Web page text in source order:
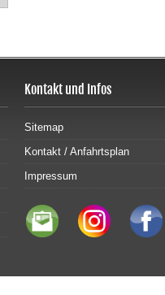
Kontakt und Infos
Sitemap
Kontakt / Anfahrtsplan
Impressum